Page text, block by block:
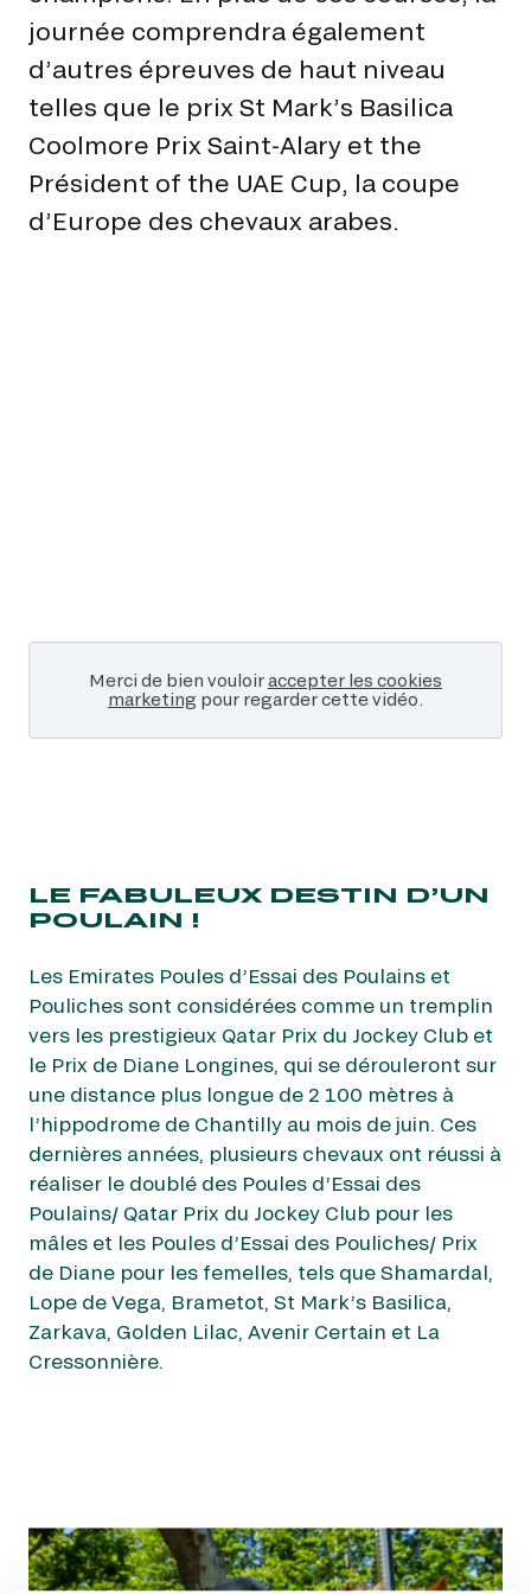
JEUXDI BY PARISLONGCHAMP
JEUXDI BY PARISLONGCHAMP
LA GARDEN PARTY - CYGAMES GRAND PRIX DE PARIS -
14 JUILLET
LA GARDEN PARTY - CYGAMES GRAND PRIX DE PARIS -
14 JUILLET
EN FAMILLE
POUR LE SPORT
POUR FAIRE LA FÊTE
EN COUPLE
EN COUPLE
EVÉNEMENTS D'ENTREPRISE
EVÉNEMENTS D'ENTREPRISE
TOUTES NOS EXPERIENCES
Accès rapide
INFORMATIONS PRATIQUES
RESTAURATION
BTOB – ENTREPRISES
journée comprendra également
d’autres épreuves de haut niveau
telles que le prix St Mark’s Basilica
Coolmore Prix Saint-Alary et the
Président of the UAE Cup, la coupe
d’Europe des chevaux arabes.
Merci de bien vouloiraccepter les cookies
marketing pour regarder cette vidéo.
LE FABULEUX DESTIN D’UN
POULAIN !
Les Emirates Poules d’Essai des Poulains et
Pouliches sont considérées comme un tremplin
vers les prestigieux Qatar Prix du Jockey Club et
le Prix de Diane Longines, qui se dérouleront sur
une distance plus longue de 2 100 mètres à
l’hippodrome de Chantilly au mois de juin. Ces
dernières années, plusieurs chevaux ont réussi à
réaliser le doublé des Poules d’Essai des
Poulains/ Qatar Prix du Jockey Club pour les
mâles et les Poules d’Essai des Pouliches/ Prix
de Diane pour les femelles, tels que Shamardal,
Lope de Vega, Brametot, St Mark’s Basilica,
Zarkava, Golden Lilac, Avenir Certain et La
Cressonnière.